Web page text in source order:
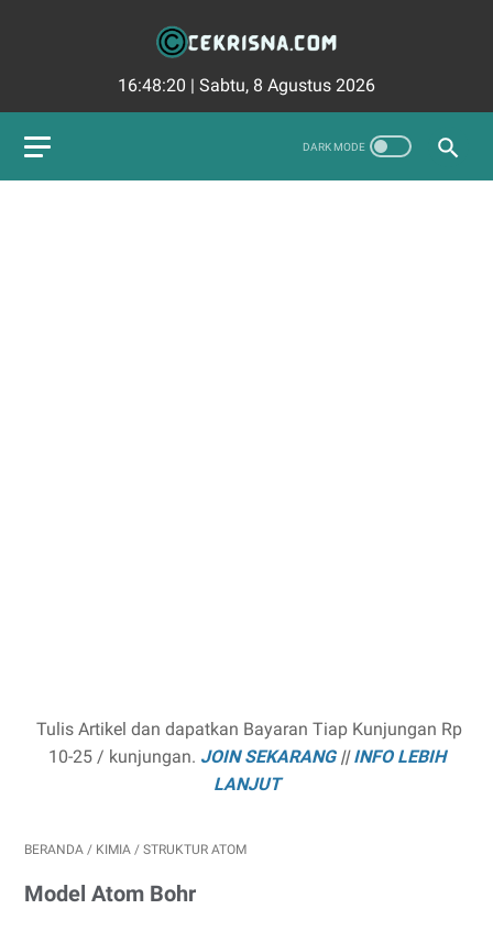
16:48:20 | Sabtu, 8 Agustus 2026
Tulis Artikel dan dapatkan Bayaran Tiap Kunjungan Rp
10-25 / kunjungan. JOIN SEKARANG||INFO LEBIH
LANJUT
BERANDA / KIMIA / STRUKTUR ATOM
Model Atom Bohr